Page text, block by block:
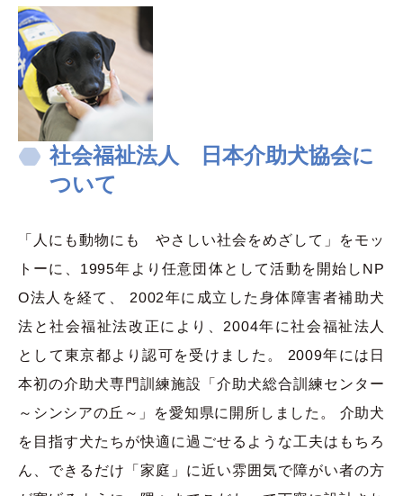
社会福祉法人 日本介助犬協会に
ついて
「人にも動物にも やさしい社会をめざして」をモッ
トーに、1995年より任意団体として活動を開始しNP
O法人を経て、 2002年に成立した身体障害者補助犬
法と社会福祉法改正により、2004年に社会福祉法人
として東京都より認可を受けました。 2009年には日
本初の介助犬専門訓練施設「介助犬総合訓練センター
～シンシアの丘～」を愛知県に開所しました。 介助犬
を目指す犬たちが快適に過ごせるような工夫はもちろ
ん、できるだけ「家庭」に近い雰囲気で障がい者の方